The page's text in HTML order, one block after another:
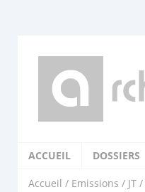
ACCUEIL DOSSIERS
Accueil / Emissions / JT /